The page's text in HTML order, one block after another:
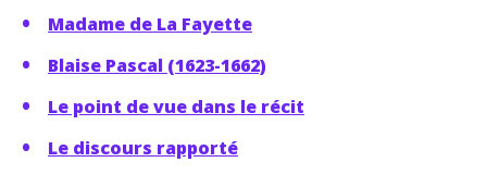
Madame de La Fayette
Blaise Pascal (1623-1662)
Le point de vue dans le récit
Le discours rapporté